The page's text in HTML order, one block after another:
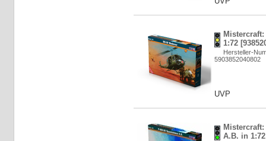
Mistercraft:
1:72
Hersteller-
5903852040802
UVP
Mistercraft:
A.B. in